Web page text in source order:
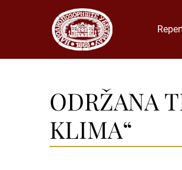
ODRŽANA
KLIMA“